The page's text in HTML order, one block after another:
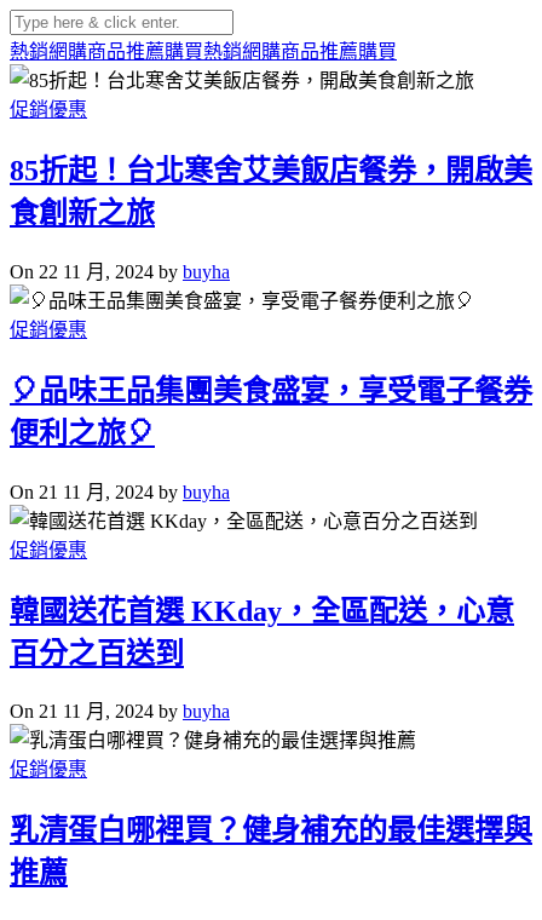
熱銷網購商品推薦購買熱銷網購商品推薦購買
促銷優惠
85折起！台北寒舍艾美飯店餐券，開啟美
食創新之旅
On 22 11 月, 2024 by buyha
促銷優惠
🎈品味王品集團美食盛宴，享受電子餐券
便利之旅🎈
On 21 11 月, 2024 by buyha
促銷優惠
韓國送花首選 KKday，全區配送，心意
百分之百送到
On 21 11 月, 2024 by buyha
促銷優惠
乳清蛋白哪裡買？健身補充的最佳選擇與
推薦